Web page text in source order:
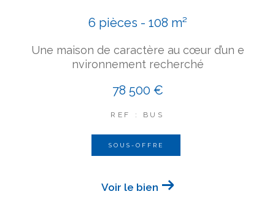
6 pièces - 108 m²
Une maison de caractère au cœur d’un e
nvironnement recherché
78 500 €
REF : BUS
SOUS-OFFRE
Voir le bien